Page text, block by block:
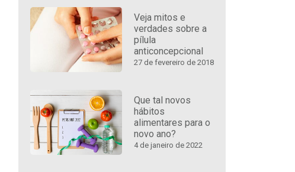
Veja mitos e
verdades sobre a
pílula
anticoncepcional
27 de fevereiro de 2018
Que tal novos
hábitos
alimentares para o
novo ano?
4 de janeiro de 2022